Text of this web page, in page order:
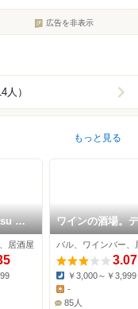
広告を非表示
人）
もっと見る
吉
居酒屋
ワインの酒場。
ント 吉祥寺店
バル、ワインバー、
3.07
Dinner:
￥3,000～￥3,999
Lunch:
-
85人